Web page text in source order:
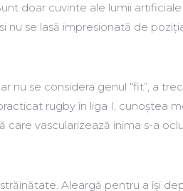
doar cuvinte ale lumii
nu se lasă impresionată de
nu se considera genul “fit”, a
rugby în liga I, cunoștea
vascularizează inima s-a
Aleargă pentru a își